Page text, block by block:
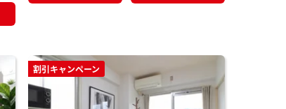
割引キャンペーン